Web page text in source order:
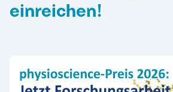
einreichen!